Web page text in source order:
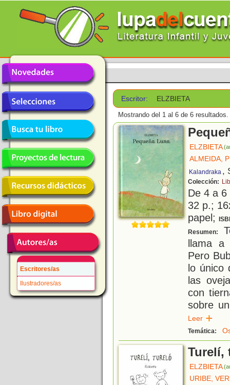
Escritores/as
Ilustradores/as
Escritor: ELZBIETA
Mostrando del 1 al 6 de 6 resultados.
ELZBIETA
ALMEIDA,
Kalandraka ,
Colección:
De 4 a
32 p.;
papel;
Resumen:
llama a
Pero
lo único
las
con
sobre
Leer
Temática:
Turelí,
ELZBIETA
URIBE,